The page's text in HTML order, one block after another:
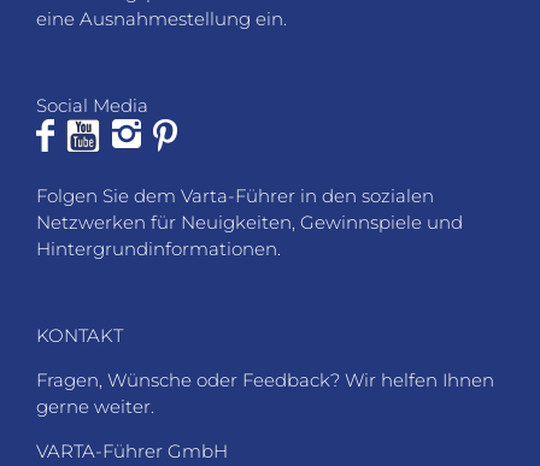
eine Ausnahmestellung ein.
Social Media
Folgen Sie dem Varta-Führer in den sozialen
Netzwerken für Neuigkeiten, Gewinnspiele und
Hintergrundinformationen.
KONTAKT
Fragen, Wünsche oder Feedback? Wir helfen Ihnen
gerne weiter.
VARTA-Führer GmbH